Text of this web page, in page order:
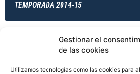
Gestionar el
de las cookies
Utilizamos tecnologías como las cookies para
TEMPORADA 2014-15
TEMPORADA 2014-15